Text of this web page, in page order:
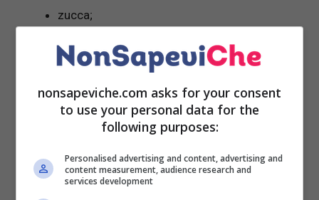
zucca;
aglio;
lattuga;
sedano;
radicchio.
nonsapeviche.com asks for your consent
to use your personal data for the
following purposes:
Personalised advertising and content, advertising and
content measurement, audience research and
services development